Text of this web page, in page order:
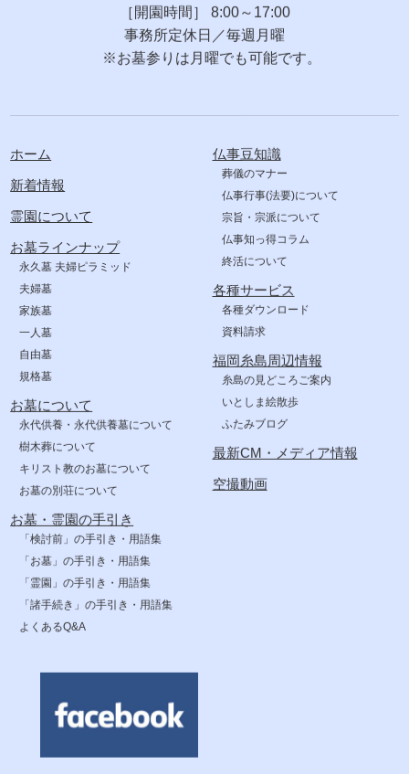
［開園時間］ 8:00～17:00
事務所定休日／毎週月曜
※お墓参りは月曜でも可能です。
ホーム
新着情報
霊園について
お墓ラインナップ
永久墓 夫婦ピラミッド
夫婦墓
家族墓
一人墓
自由墓
規格墓
お墓について
永代供養・永代供養墓について
樹木葬について
キリスト教のお墓について
お墓の別荘について
お墓・霊園の手引き
「検討前」の手引き・用語集
「お墓」の手引き・用語集
「霊園」の手引き・用語集
「諸手続き」の手引き・用語集
よくあるQ&A
仏事豆知識
葬儀のマナー
仏事行事(法要)について
宗旨・宗派について
仏事知っ得コラム
終活について
各種サービス
各種ダウンロード
資料請求
福岡糸島周辺情報
糸島の見どころご案内
いとしま絵散歩
ふたみブログ
最新CM・メディア情報
空撮動画